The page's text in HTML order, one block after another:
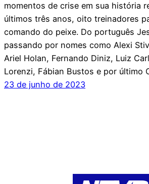
momentos de crise em sua história
últimos três anos, oito treinadores
comando do peixe. Do português
passando por nomes como Alexi
Ariel Holan, Fernando Diniz, Luiz
Lorenzi, Fábian Bustos e por último
23 de junho de 2023